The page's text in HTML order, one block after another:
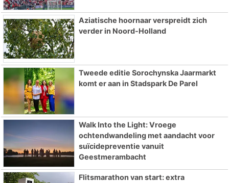
Aziatische hoornaar verspreidt zich
verder in Noord-Holland
Tweede editie Sorochynska Jaarmarkt
komt er aan in Stadspark De Parel
Walk Into the Light: Vroege
ochtendwandeling met aandacht voor
suïcidepreventie vanuit
Geestmerambacht
Flitsmarathon van start: extra